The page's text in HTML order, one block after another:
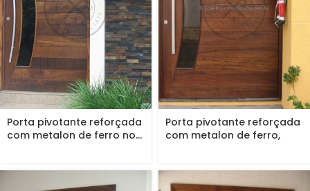
Porta pivotante reforçada
com metalon de ferro no...
Porta pivotante reforçada
com metalon de ferro,